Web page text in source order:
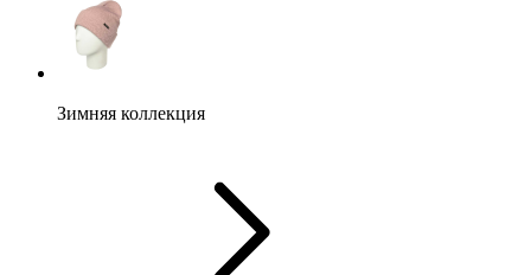
Зимняя коллекция